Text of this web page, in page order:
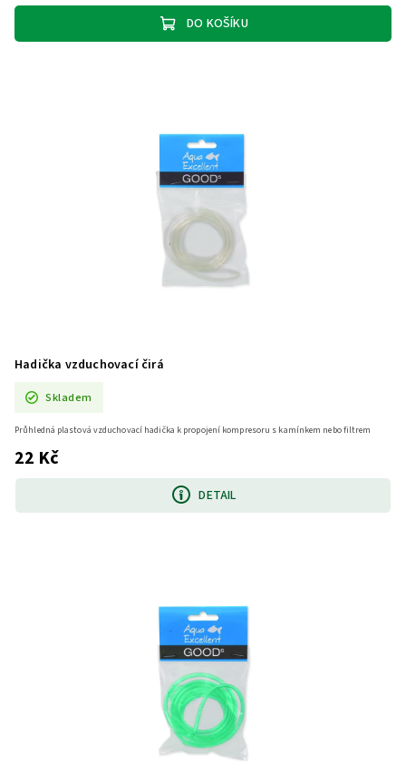
DO KOŠÍKU
Hadička vzduchovací čirá
Skladem
22 Kč
DETAIL
Průhledná plastová vzduchovací hadička k propojení kompresoru s kamínkem nebo filtrem